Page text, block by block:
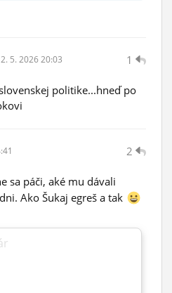
1
5. 2026 20:03
politike...hneď po
2
sa páči, aké mu dávali
Ako Šukaj egreš a tak